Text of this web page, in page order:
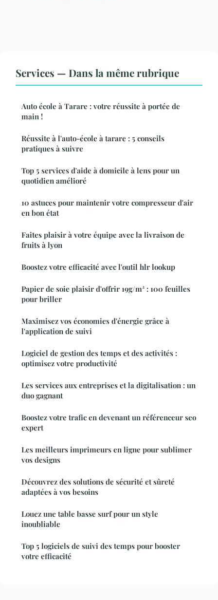
Services — Dans la même rubrique
Auto école à Tarare : votre réussite à portée de
main !
Réussite à l'auto-école à tarare : 5 conseils
pratiques à suivre
Top 5 services d'aide à domicile à lens pour un
quotidien amélioré
10 astuces pour maintenir votre compresseur d'air
en bon état
Faites plaisir à votre équipe avec la livraison de
fruits à lyon
Boostez votre efficacité avec l'outil hlr lookup
Papier de soie plaisir d'offrir 19g/m² : 100 feuilles
pour briller
Maximisez vos économies d'énergie grâce à
l'application de suivi
Logiciel de gestion des temps et des activités :
optimisez votre productivité
Les services aux entreprises et la digitalisation : un
duo gagnant
Boostez votre trafic en devenant un référenceur seo
expert
Les meilleurs imprimeurs en ligne pour sublimer
vos designs
Découvrez des solutions de sécurité et sûreté
adaptées à vos besoins
Louez une table basse surf pour un style
inoubliable
Top 5 logiciels de suivi des temps pour booster
votre efficacité